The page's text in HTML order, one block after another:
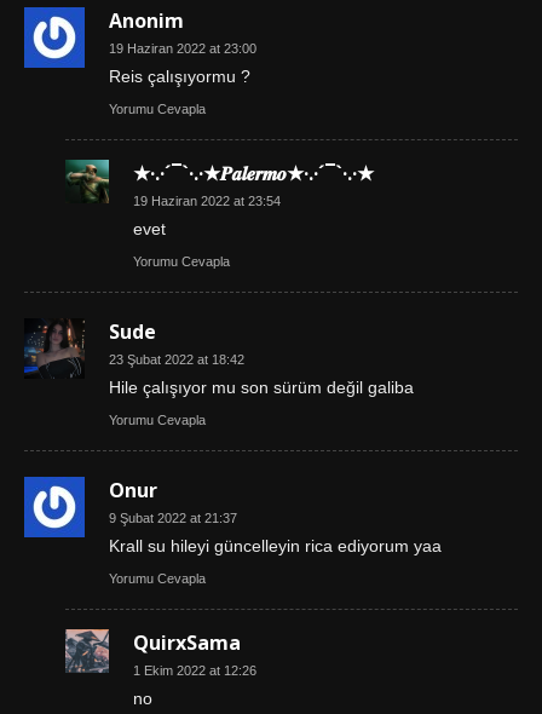
Anonim
19 Haziran 2022 at 23:00
Reis çalışıyormu ?
Yorumu Cevapla
★·.·´¯`·.·★𝑷𝒂𝒍𝒆𝒓𝒎𝒐★·.·´¯`·.·★
19 Haziran 2022 at 23:54
evet
Yorumu Cevapla
Sude
23 Şubat 2022 at 18:42
Hile çalışıyor mu son sürüm değil galiba
Yorumu Cevapla
Onur
9 Şubat 2022 at 21:37
Krall su hileyi güncelleyin rica ediyorum yaa
Yorumu Cevapla
QuirxSama
1 Ekim 2022 at 12:26
no